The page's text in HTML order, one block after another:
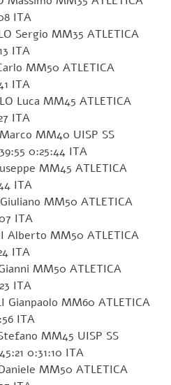
ITA
Sergio MM35 ATLETICA
ITA
MM50 ATLETICA
ITA
Luca MM45 ATLETICA
ITA
Marco MM40 UISP SS
0:25:44 ITA
MM45 ATLETICA
ITA
Giuliano MM50 ATLETICA
ITA
Alberto MM50 ATLETICA
ITA
MM50 ATLETICA
ITA
Gianpaolo MM60 ATLETICA
ITA
MM45 UISP SS
0:31:10 ITA
MM50 ATLETICA